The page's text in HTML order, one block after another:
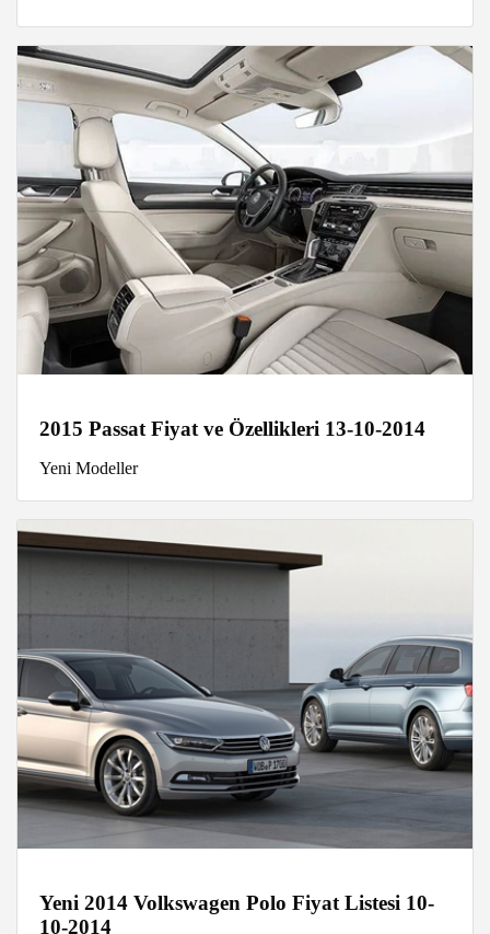
2015 Passat Fiyat ve Özellikleri 13-10-2014
Yeni Modeller
Yeni 2014 Volkswagen Polo Fiyat Listesi 10-
10-2014